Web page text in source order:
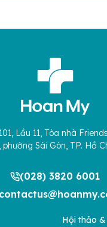
Lầu 11, Tòa nhà
phường Sài Gòn, TP. Hồ
(028) 3820 6001
Hội thảo